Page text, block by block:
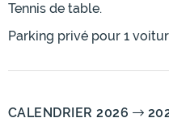
Tennis de table.
Parking privé pour 1
CALENDRIER 2026